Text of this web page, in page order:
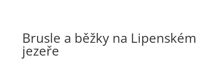
Brusle a běžky na Lipenském
jezeře